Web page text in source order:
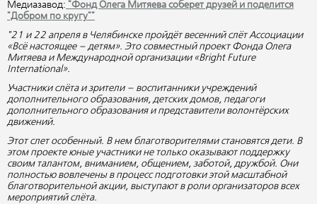
Медиазавод: "Фонд Олега Митяева соберет друзей и поделится
"Добром по кругу""
"21 и 22 апреля в Челябинске пройдёт весенний слёт Ассоциации
«Всё настоящее – детям». Это совместный проект Фонда Олега
Митяева и Международной организации «Bright Future
International».
Участники слёта и зрители – воспитанники учреждений
дополнительного образования, детских домов, педагоги
дополнительного образования и представители волонтёрских
движений.
Этот слет особенный. В нем благотворителями становятся дети. В
этом проекте юные участники не только оказывают поддержку
своим талантом, вниманием, общением, заботой, дружбой. Они
полностью вовлечены в процесс подготовки этой масштабной
благотворительной акции, выступают в роли организаторов всех
мероприятий слёта.